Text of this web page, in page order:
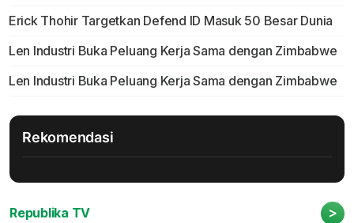
Erick Thohir Targetkan Defend ID Masuk 50 Besar Dunia
Len Industri Buka Peluang Kerja Sama dengan Zimbabwe
Len Industri Buka Peluang Kerja Sama dengan Zimbabwe
Rekomendasi
Republika TV >